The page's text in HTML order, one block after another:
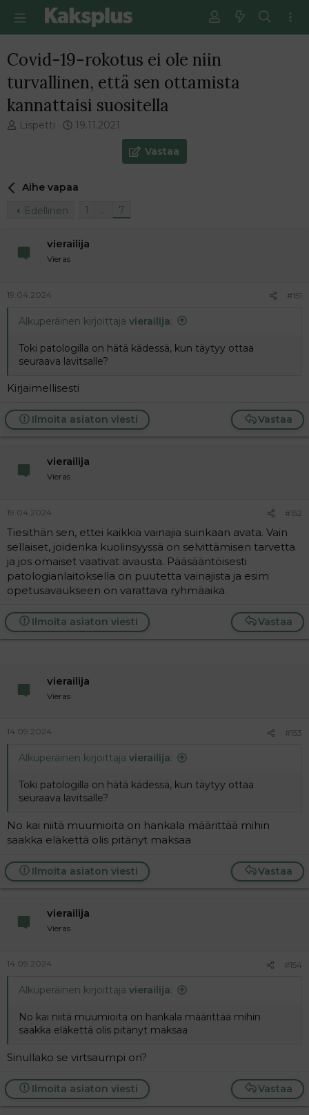
Covid-19-rokotus ei ole niin
turvallinen, että sen ottamista
kannattaisi suositella
V
e
u
l
i
t
a
a
Lispetti
E
m
e
t
19.11.2021
Vastaa
Aihe vapaa
Edellinen
1 … 7
vierailija
Vieras
19.04.2024 #151
Alkuperäinen kirjoittaja vierailija:
Toki patologilla on hätä kädessä, kun täytyy ottaa
seuraava lavitsalle?
Kirjaimellisesti
Vastaa
Ilmoita asiaton viesti
vierailija
Vieras
19.04.2024 #152
Tiesithän sen, ettei kaikkia vainajia suinkaan avata. Vain
sellaiset, joidenka kuolinsyyssä on selvittämisen tarvetta
ja jos omaiset vaativat avausta. Pääsääntöisesti
patologianlaitoksella on puutetta vainajista ja esim
opetusavaukseen on varattava ryhmäaika.
Vastaa
Ilmoita asiaton viesti
vierailija
Vieras
14.09.2024 #153
Alkuperäinen kirjoittaja vierailija:
Toki patologilla on hätä kädessä, kun täytyy ottaa
seuraava lavitsalle?
No kai niitä muumioita on hankala määrittää mihin
saakka eläkettä olis pitänyt maksaa
Vastaa
Ilmoita asiaton viesti
vierailija
Vieras
14.09.2024 #154
Alkuperäinen kirjoittaja vierailija:
No kai niitä muumioita on hankala määrittää mihin
saakka eläkettä olis pitänyt maksaa
Sinullako se virtsaumpi on?
Vastaa
Ilmoita asiaton viesti